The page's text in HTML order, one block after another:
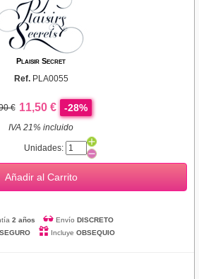
Plaisir Secret
Ref. PLA0055
€ 11,50 € -28%
IVA 21% incluido
Unidades:
Añadir al Carrito
2 años Envío DISCRETO
SEGURO Incluye OBSEQUIO